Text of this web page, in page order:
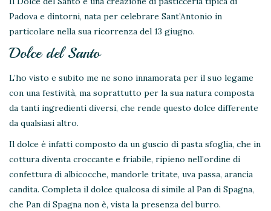
Padova e dintorni, nata per celebrare Sant’Antonio in
particolare nella sua ricorrenza del 13 giugno.
Dolce del Santo
L’ho visto e subito me ne sono innamorata per il suo legame
con una festività, ma soprattutto per la sua natura composta
da tanti ingredienti diversi, che rende questo dolce differente
da qualsiasi altro.
Il dolce è infatti composto da un guscio di pasta sfoglia, che in
cottura diventa croccante e friabile, ripieno nell’ordine di
confettura di albicocche, mandorle tritate, uva passa, arancia
candita. Completa il dolce qualcosa di simile al Pan di Spagna,
che Pan di Spagna non è, vista la presenza del burro.